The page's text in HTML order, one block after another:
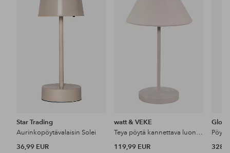
Star Trading
Aurinkopöytävalaisin Solei
36,99 EUR
watt & VEKE
Teya pöytä kannettava luonnonvalkoinen
119,99 EUR
328